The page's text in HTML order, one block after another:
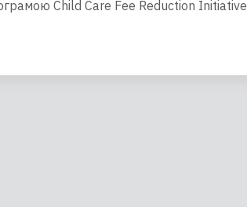
Child Care Fee Reduction Initiative